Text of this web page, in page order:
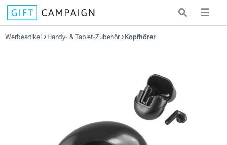
☰
Werbeartikel Handy- & Tablet-Zubehör Kopfhörer